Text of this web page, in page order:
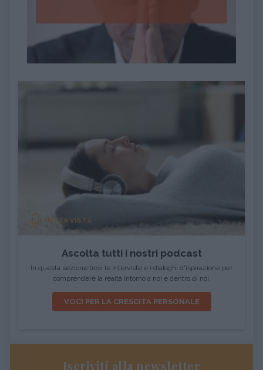
INTERVISTA
Ascolta tutti i nostri podcast
In questa sezione trovi le interviste e i dialoghi d'ispirazione per
comprendere la realtà intorno a noi e dentro di noi.
VOCI PER LA CRESCITA PERSONALE
Iscriviti alla newsletter